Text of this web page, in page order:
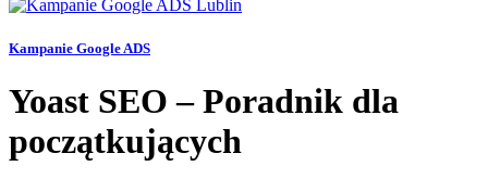
Kampanie Google ADS
Yoast SEO – Poradnik dla
początkujących